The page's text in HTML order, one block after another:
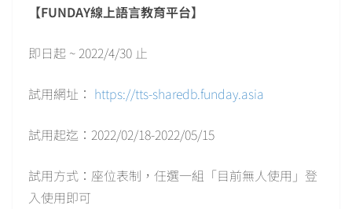
【FUNDAY線上語言教育平台】
即日起 ~ 2022/4/30 止
試用網址： https://tts-sharedb.funday.asia
試用起迄：2022/02/18-2022/05/15
試用方式：座位表制，任選一組「目前無人使用」登
入使用即可